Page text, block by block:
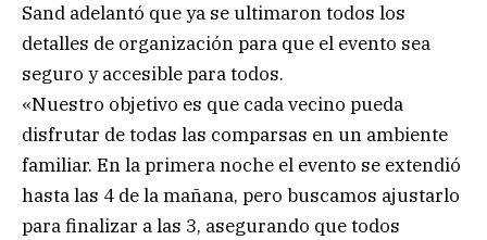
Sand adelantó que ya se ultimaron todos los
detalles de organización para que el evento sea
seguro y accesible para todos.
«Nuestro objetivo es que cada vecino pueda
disfrutar de todas las comparsas en un ambiente
familiar. En la primera noche el evento se extendió
hasta las 4 de la mañana, pero buscamos ajustarlo
para finalizar a las 3, asegurando que todos